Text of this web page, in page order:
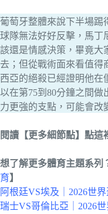
葡萄牙整體來說下半場踢
球隊無法好好反擊，馬丁
該還是情感決策，畢竟大
去；但從戰術面來看值得
西亞的絕殺已經證明他在
以在第75到80分鐘之間
力更強的支點，可能會改
閱讀【更多細節點】點
想了解更多體育主題系
育】
阿根廷VS埃及｜2026世
瑞士VS哥倫比亞｜2026